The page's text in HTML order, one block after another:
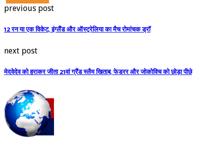
previous post
12 रन या एक विकेट, इंग्लैंड और ऑस्ट्रेलिया का मैच रोमांचक ड्रॉ
next post
मेदवेदेव को हराकर जीता 21वां ग्रैंड स्लैम खिताब, फेडरर और जोकोविच को छोड़ा पीछे